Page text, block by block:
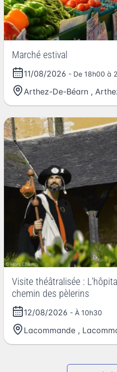
Marché estival
11/08/2026 - De 18h00 à
Arthez-De-Béarn ,
Visite théâtralisée :
chemin des pèlerins
12/08/2026 - À 10h30
Lacommande ,